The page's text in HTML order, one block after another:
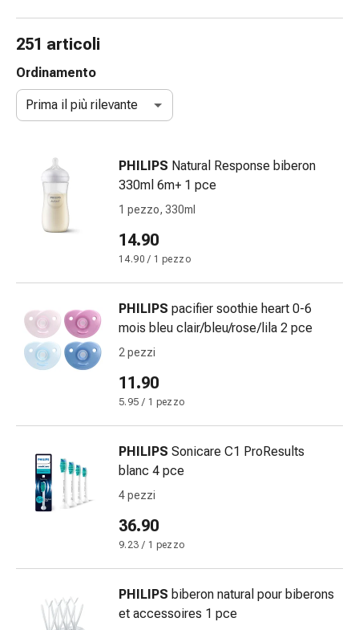
naso
Tessuti
Raffreddore
Cura
delle
delle
ustioni
elastiche
Compresse
Medicazioni
le
dita
Bende
fissaggio
compressivi
Medicazioni
Bende,
accessori
Medicazioni
251 articoli
Ordinamento
Prima il più rilevante
PHILIPS Natural Response biberon
330ml 6m+ 1 pce
1 pezzo, 330ml
14.90
14.90 / 1 pezzo
PHILIPS pacifier soothie heart 0-6
mois bleu clair/bleu/rose/lila 2 pce
2 pezzi
11.90
5.95 / 1 pezzo
PHILIPS Sonicare C1 ProResults
blanc 4 pce
4 pezzi
36.90
9.23 / 1 pezzo
PHILIPS biberon natural pour biberons
et accessoires 1 pce